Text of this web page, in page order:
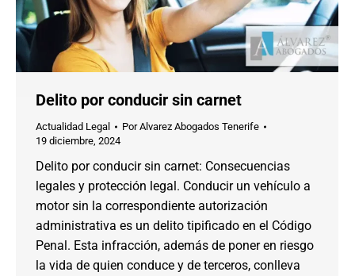
Delito por conducir sin carnet
Actualidad Legal PorAlvarez Abogados Tenerife
19 diciembre, 2024
Delito por conducir sin carnet: Consecuencias
legales y protección legal. Conducir un vehículo a
motor sin la correspondiente autorización
administrativa es un delito tipificado en el Código
Penal. Esta infracción, además de poner en riesgo
la vida de quien conduce y de terceros, conlleva